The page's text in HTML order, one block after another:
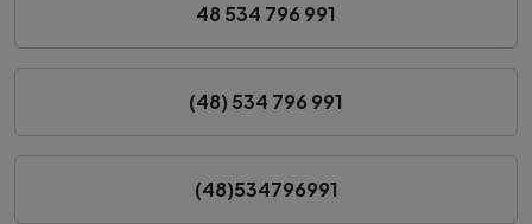
48 534 796 991
(48) 534 796 991
(48)534796991